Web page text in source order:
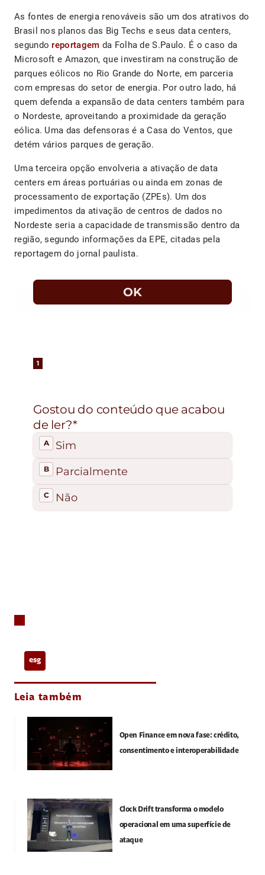
As fontes de energia renováveis são um dos atrativos do
Brasil nos planos das Big Techs e seus data centers,
segundoreportagem da Folha de S.Paulo. É o caso da
Microsoft e Amazon, que investiram na construção de
parques eólicos no Rio Grande do Norte, em parceria
com empresas do setor de energia. Por outro lado, há
quem defenda a expansão de data centers também para
o Nordeste, aproveitando a proximidade da geração
eólica. Uma das defensoras é a Casa do Ventos, que
detém vários parques de geração.
Uma terceira opção envolveria a ativação de data
centers em áreas portuárias ou ainda em zonas de
processamento de exportação (ZPEs). Um dos
impedimentos da ativação de centros de dados no
Nordeste seria a capacidade de transmissão dentro da
região, segundo informações da EPE, citadas pela
reportagem do jornal paulista.
esg
Leia também
Open Finance em nova fase: crédito,
consentimento e interoperabilidade
Clock Drift transforma o modelo
operacional em uma superfície de
ataque